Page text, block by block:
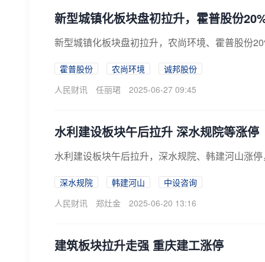
新型城镇化板块盘初拉升，霍普股份
新型城镇化板块盘初拉升，农尚环境、霍普股份
霍普股份 农尚环境
诚邦股份
人民财讯
任丽珺 2025-06-27 09:45
水利建设板块午后拉升 深水规院等涨停
水利建设板块午后拉升，深水规院、韩建河山涨
深水规院 韩建河山
中设咨询
人民财讯
郑灶金 2025-06-20 13:16
建筑板块拉升走强 重庆建工涨停